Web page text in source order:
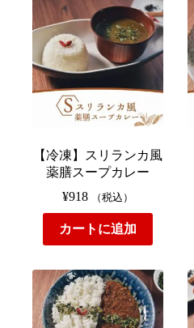
【冷凍】スリランカ風
薬膳スープカレー
¥918 （税込）
カートに追加